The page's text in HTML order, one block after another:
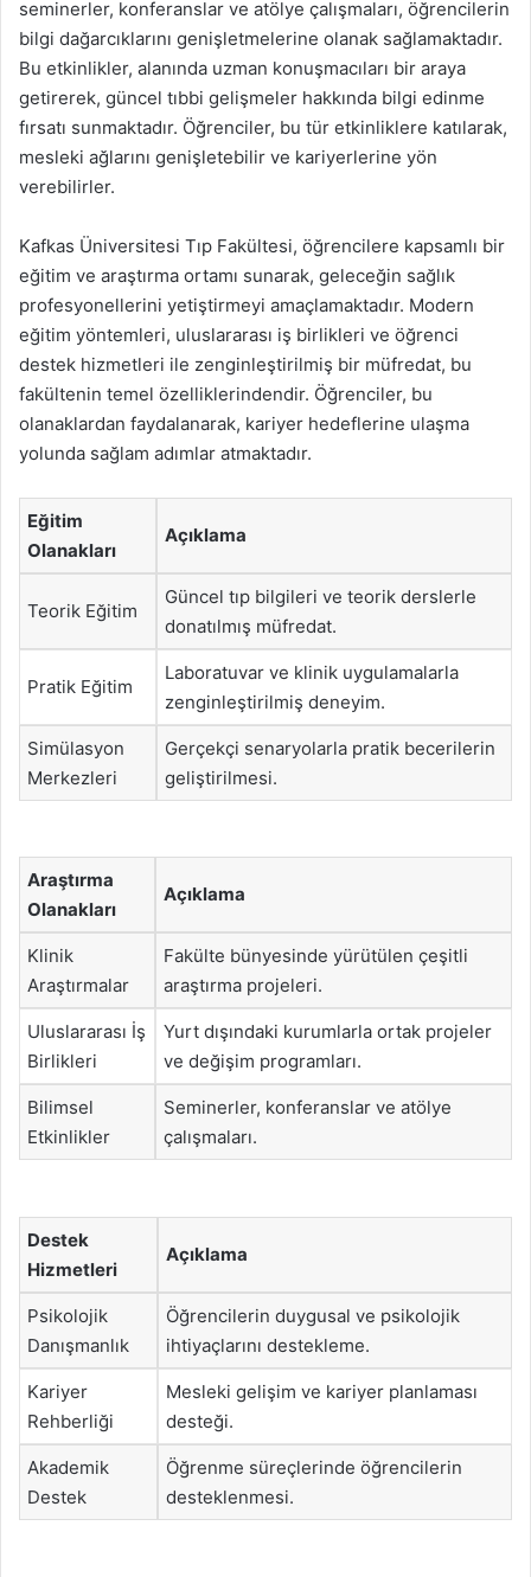
seminerler, konferanslar ve atölye çalışmaları, öğrencilerin
bilgi dağarcıklarını genişletmelerine olanak sağlamaktadır.
Bu etkinlikler, alanında uzman konuşmacıları bir araya
getirerek, güncel tıbbi gelişmeler hakkında bilgi edinme
fırsatı sunmaktadır. Öğrenciler, bu tür etkinliklere katılarak,
mesleki ağlarını genişletebilir ve kariyerlerine yön
verebilirler.
Kafkas Üniversitesi Tıp Fakültesi, öğrencilere kapsamlı bir
eğitim ve araştırma ortamı sunarak, geleceğin sağlık
profesyonellerini yetiştirmeyi amaçlamaktadır. Modern
eğitim yöntemleri, uluslararası iş birlikleri ve öğrenci
destek hizmetleri ile zenginleştirilmiş bir müfredat, bu
fakültenin temel özelliklerindendir. Öğrenciler, bu
olanaklardan faydalanarak, kariyer hedeflerine ulaşma
yolunda sağlam adımlar atmaktadır.
Eğitim
Olanakları
Açıklama
Teorik Eğitim
Güncel tıp bilgileri ve teorik derslerle
donatılmış müfredat.
Pratik Eğitim
Laboratuvar ve klinik uygulamalarla
zenginleştirilmiş deneyim.
Simülasyon
Merkezleri
Gerçekçi senaryolarla pratik becerilerin
geliştirilmesi.
Araştırma
Olanakları
Açıklama
Klinik
Araştırmalar
Fakülte bünyesinde yürütülen çeşitli
araştırma projeleri.
Uluslararası İş
Birlikleri
Yurt dışındaki kurumlarla ortak projeler
ve değişim programları.
Bilimsel
Etkinlikler
Seminerler, konferanslar ve atölye
çalışmaları.
Destek
Hizmetleri
Açıklama
Psikolojik
Danışmanlık
Öğrencilerin duygusal ve psikolojik
ihtiyaçlarını destekleme.
Kariyer
Rehberliği
Mesleki gelişim ve kariyer planlaması
desteği.
Akademik
Destek
Öğrenme süreçlerinde öğrencilerin
desteklenmesi.